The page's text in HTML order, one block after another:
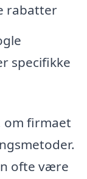
rabatter
specifikke
om firmaet
ofte være